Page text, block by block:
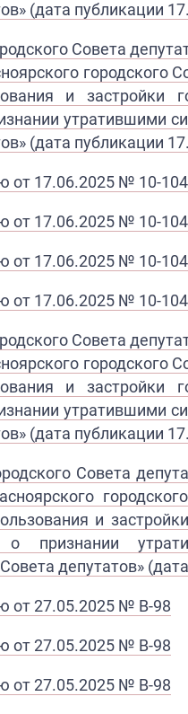
(дата публикации
Совета
городского
и застройки
утратившими
(дата публикации
17.06.2025 № 10-104
17.06.2025 № 10-104
17.06.2025 № 10-104​
17.06.2025 № 10-104
Совета
городского
и застройки
утратившими
(дата публикации
Совета
и з
признании
депутатов»
от 27.05.2025 № В-98
от 27.05.2025 № В-98
от 27.05.2025 № В-98